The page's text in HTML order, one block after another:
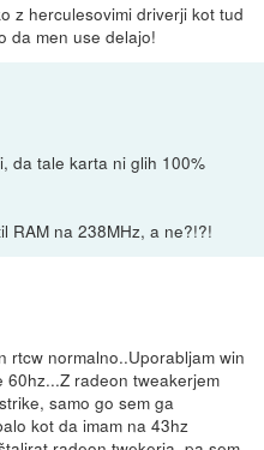
z herculesovimi driverji kot tud
da men use delajo!
da tale karta ni glih 100%
RAM na 238MHz, a ne?!?!
rtcw normalno..Uporabljam win
radeon tweakerjem
samo go sem ga
kot da imam na 43hz